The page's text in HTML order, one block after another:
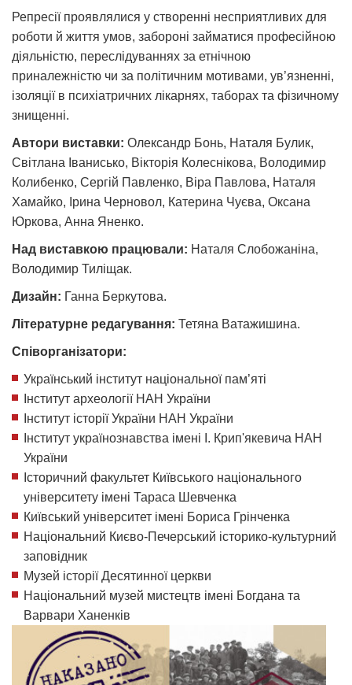
Репресії проявлялися у створенні несприятливих для
роботи й життя умов, забороні займатися професійною
діяльністю, переслідуваннях за етнічною
приналежністю чи за політичним мотивами, ув’язненні,
ізоляції в психіатричних лікарнях, таборах та фізичному
знищенні.
Автори виставки: Олександр Бонь, Наталя Булик,
Світлана Іванисько, Вікторія Колеснікова, Володимир
Колибенко, Сергій Павленко, Віра Павлова, Наталя
Хамайко, Ірина Черновол, Катерина Чуєва, Оксана
Юркова, Анна Яненко.
Над виставкою працювали: Наталя Слобожаніна,
Володимир Тиліщак.
Дизайн: Ганна Беркутова.
Літературне редагування: Тетяна Ватажишина.
Співорганізатори:
Український інститут національної пам’яті
Інститут археології НАН України
Інститут історії України НАН України
Інститут українознавства імені І. Крип'якевича НАН
України
Історичний факультет Київського національного
університету імені Тараса Шевченка
Київський університет імені Бориса Грінченка
Національний Києво-Печерський історико-культурний
заповідник
Музей історії Десятинної церкви
Національний музей мистецтв імені Богдана та
Варвари Ханенків